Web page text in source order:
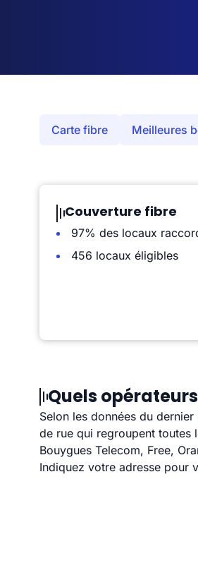
Carte fibre Meilleures
Couverture fibre
97% des locaux
456 locaux éligibles
Quels
Selon les données du
de rue qui regroupent toutes
Bouygues Telecom, Free,
Indiquez votre adresse pour